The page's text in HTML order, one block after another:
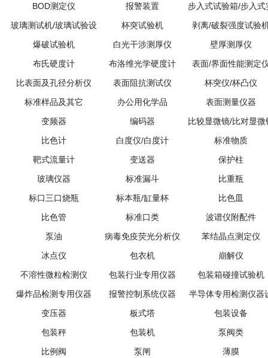
BOD测定仪
报警装置
(CO/CH4/Cl2/H2S/汽油
泄露)
步入式试验箱/步入式
验室
玻璃测试机/玻璃试验设
备
杯突试验机
剥离/破裂强度试验
爆破试验机
白光干涉测厚仪
壁厚测厚仪
布氏硬度计
布洛维光学硬度计
表面/界面性能测定
比表面及孔径分析仪
表面阻抗测试仪
杯突仪/杯凸仪
标准样品及其它
办公用化学品
表面测量仪器
变频器
编码器
比较显微镜/比对显微
比色计
白度仪/白度计
标准物质
靶式流量计
变送器
保护柱
玻璃仪器
标准漏斗
比重瓶
标口三口烧瓶
标本瓶/缸量杯
比色皿
比色管
标准口类
波谱仪附配件
泵油
病毒免疫荧光分析仪
苯结晶点测定仪
冰点仪
包衣机
崩解仪
不溶性微粒检测仪
包装行业专用仪器
包装箱碰撞试验机
爆炸品检测专用仪器
报警控制系统仪器
半导体专用检测仪器
备
变压器 板式塔
包装设备
包装秤
包装机
泵阀类
比例阀
泵闸 薄膜